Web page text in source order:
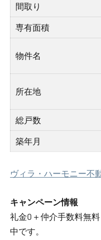
間取り
専有面積
物件名
所在地
総戸数
築年月
ヴィラ・ハーモニー不
キャンペーン情報
礼金0 ＋ 仲介手数料無料
中です。